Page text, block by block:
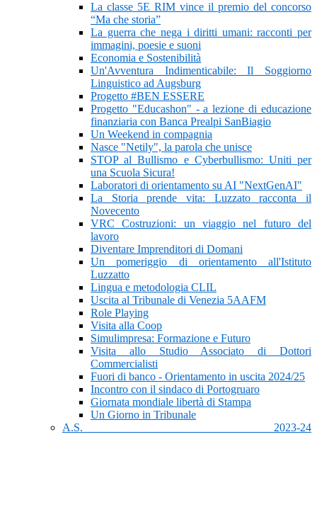
La classe 5E RIM vince il premio del concorso
“Ma che storia”
La guerra che nega i diritti umani: racconti per
immagini, poesie e suoni
Economia e Sostenibilità
Un'Avventura Indimenticabile: Il Soggiorno
Linguistico ad Augsburg
Progetto #BEN ESSERE
Progetto "Educashon" - a lezione di educazione
finanziaria con Banca Prealpi SanBiagio
Un Weekend in compagnia
Nasce "Netily", la parola che unisce
STOP al Bullismo e Cyberbullismo: Uniti per
una Scuola Sicura!
Laboratori di orientamento su AI "NextGenAI"
La Storia prende vita: Luzzato racconta il
Novecento
VRC Costruzioni: un viaggio nel futuro del
lavoro
Diventare Imprenditori di Domani
Un pomeriggio di orientamento all'Istituto
Luzzatto
Lingua e metodologia CLIL
Uscita al Tribunale di Venezia 5AAFM
Role Playing
Visita alla Coop
Simulimpresa: Formazione e Futuro
Visita allo Studio Associato di Dottori
Commercialisti
Fuori di banco - Orientamento in uscita 2024/25
Incontro con il sindaco di Portogruaro
Giornata mondiale libertà di Stampa
Un Giorno in Tribunale
A.S. 2023-24